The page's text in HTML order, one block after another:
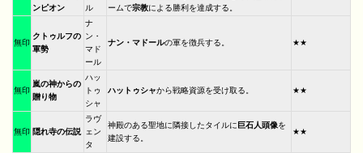
ンピオン
ル
ームで宗教による勝利を達成する。
無印
クトゥルフの
軍勢
ナ
ン・
マド
ール
ナン・マドールの軍を徴兵する。 ★★
無印
嵐の神からの
贈り物
ハッ
トゥ
シャ
ハットゥシャから戦略資源を受け取る。 ★★
無印 隠れ寺の伝説
ラヴ
ェン
タ
神殿のある聖地に隣接したタイルに 巨石人頭像を
建設する。
★★